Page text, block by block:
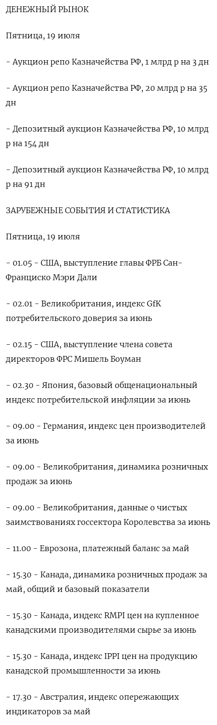
ДЕНЕЖНЫЙ РЫНОК
Пятница, 19 июля
- Аукцион репо Казначейства РФ, 1 млрд р на 3 дн
- Аукцион репо Казначейства РФ, 20 млрд р на 35
дн
- Депозитный аукцион Казначейства РФ, 10 млрд
р на 154 дн
- Депозитный аукцион Казначейства РФ, 10 млрд
р на 91 дн
ЗАРУБЕЖНЫЕ СОБЫТИЯ И СТАТИСТИКА
Пятница, 19 июля
- 01.05 - США, выступление главы ФРБ Сан-
Франциско Мэри Дали
- 02.01 - Великобритания, индекс GfK
потребительского доверия за июнь
- 02.15 - США, выступление члена совета
директоров ФРС Мишель Боуман
- 02.30 - Япония, базовый общенациональный
индекс потребительской инфляции за июнь
- 09.00 - Германия, индекс цен производителей
за июнь
- 09.00 - Великобритания, динамика розничных
продаж за июнь
- 09.00 - Великобритания, данные о чистых
заимствованиях госсектора Королевства за июнь
- 11.00 - Еврозона, платежный баланс за май
- 15.30 - Канада, динамика розничных продаж за
май, общий и базовый показатели
- 15.30 - Канада, индекс RMPI цен на купленное
канадскими производителями сырье за июнь
- 15.30 - Канада, индекс IPPI цен на продукцию
канадской промышленности за июнь
- 17.30 - Австралия, индекс опережающих
индикаторов за май